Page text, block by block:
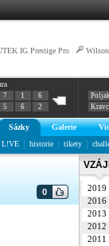
IG Prestige Pro
7 1
6
5 6 2
Sázky Galerie
L!VE historie tikety
0
2019
2016
2013
2012
2011